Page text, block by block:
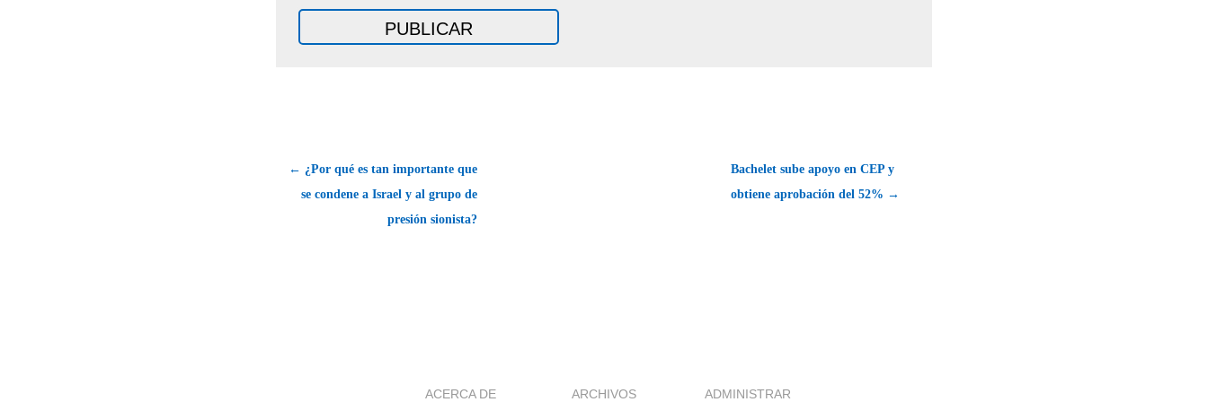
← ¿Por qué es tan importante que
se condene a Israel y al grupo de
presión sionista?
Bachelet sube apoyo en CEP y
obtiene aprobación del 52% →
ACERCA DE ARCHIVOS ADMINISTRAR